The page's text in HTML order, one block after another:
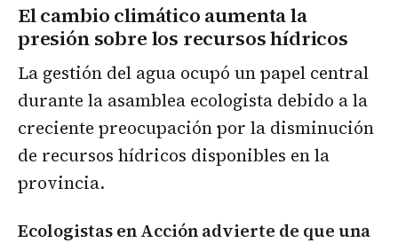
El cambio climático aumenta la
presión sobre los recursos hídricos
La gestión del agua ocupó un papel central
durante la asamblea ecologista debido a la
creciente preocupación por la disminución
de recursos hídricos disponibles en la
provincia.
Ecologistas en Acción advierte de que una